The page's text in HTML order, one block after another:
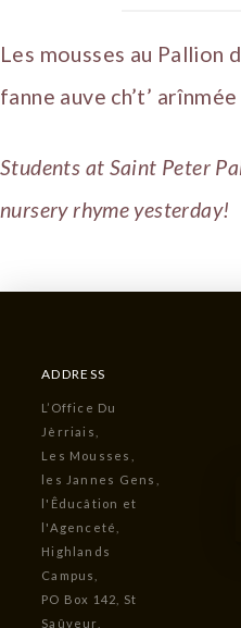
Les mousses au Pallion
fanne auve ch’t’
Students at Saint Peter
nursery rhyme yesterday!
ADDRESS
L’Office Du
Jèrriais,
Les Mousses,
les Jannes Gens,
l'Êducâtion et
l'Agenceté,
Highlands
Campus,
PO Box 142, St
Saûveur,